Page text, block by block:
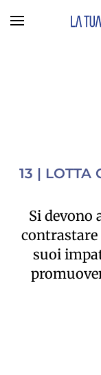
13 | LOTTA
Si devono
suoi